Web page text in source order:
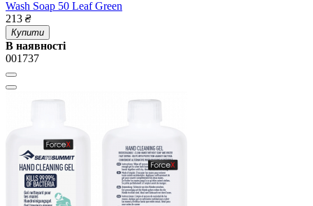
Wash Soap 50 Leaf Green
213 ₴
Купити
В наявності
001737